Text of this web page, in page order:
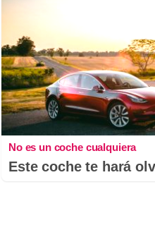
No es un coche cualquiera
Este coche te hará